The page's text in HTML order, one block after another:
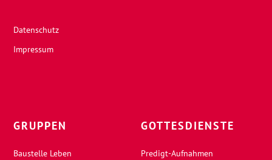
Datenschutz
Impressum
GRUPPEN
Baustelle Leben
GOTTESDIENSTE
Predigt-Aufnahmen